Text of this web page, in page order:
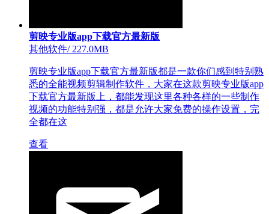
剪映专业版app下载官方最新版
其他软件/227.0MB
剪映专业版app下载官方最新版都是一款你们感到特别熟
悉的全能视频剪辑制作软件，大家在这款剪映专业版app
下载官方最新版上，都能发现这里各种各样的一些制作
视频的功能特别强，都是允许大家免费的操作设置，完
全都在这
查看